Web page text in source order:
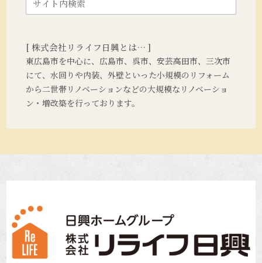
[ 株式会社リライフ日興とは… ]
東広島市を中心に、広島市、呉市、安芸高田市、三次市
にて、水回りや内装、外壁といった小規模のリフォーム
から二世帯リノベーションなどの大規模なリノベーショ
ン・増改築を行っております。